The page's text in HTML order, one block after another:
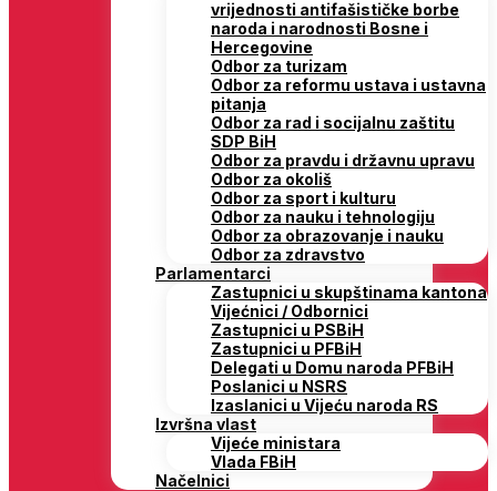
vrijednosti antifašističke borbe
naroda i narodnosti Bosne i
Hercegovine
Odbor za turizam
Odbor za reformu ustava i ustavna
pitanja
Odbor za rad i socijalnu zaštitu
SDP BiH
Odbor za pravdu i državnu upravu
Odbor za okoliš
Odbor za sport i kulturu
Odbor za nauku i tehnologiju
Odbor za obrazovanje i nauku
Odbor za zdravstvo
Parlamentarci
Zastupnici u skupštinama kantona
Vijećnici / Odbornici
Zastupnici u PSBiH
Zastupnici u PFBiH
Delegati u Domu naroda PFBiH
Poslanici u NSRS
Izaslanici u Vijeću naroda RS
Izvršna vlast
Vijeće ministara
Vlada FBiH
Načelnici